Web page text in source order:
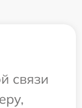
связи